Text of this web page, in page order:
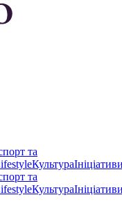
та
Культура
та
Культура